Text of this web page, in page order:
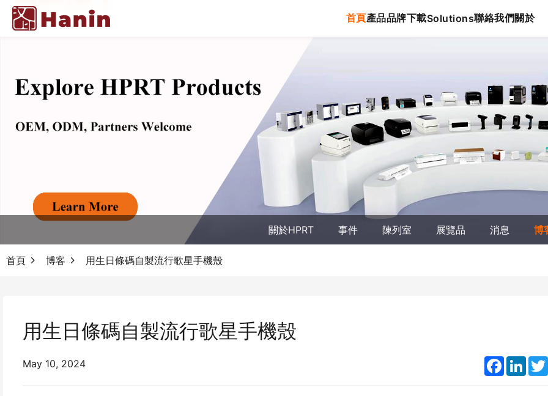
首頁產品品牌下載Solutions聯絡我們關於
關於HPRT 事件 陳列室 展覽品 消息 博
首頁 博客 用生日條碼自製流行歌星手機殼
用生日條碼自製流行歌星手機殼
May 10, 2024